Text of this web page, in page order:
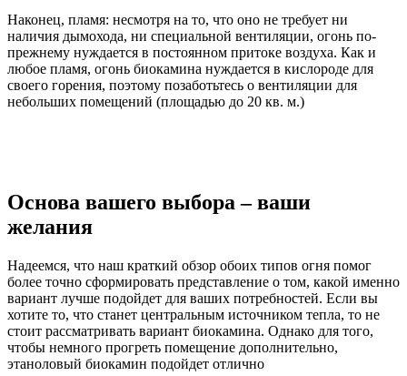
Наконец, пламя: несмотря на то, что оно не требует ни
наличия дымохода, ни специальной вентиляции, огонь по-
прежнему нуждается в постоянном притоке воздуха. Как и
любое пламя, огонь биокамина нуждается в кислороде для
своего горения, поэтому позаботьтесь о вентиляции для
небольших помещений (площадью до 20 кв. м.)
Основа вашего выбора – ваши
желания
Надеемся, что наш краткий обзор обоих типов огня помог
более точно сформировать представление о том, какой именно
вариант лучше подойдет для ваших потребностей. Если вы
хотите то, что станет центральным источником тепла, то не
стоит рассматривать вариант биокамина. Однако для того,
чтобы немного прогреть помещение дополнительно,
этаноловый биокамин подойдет отлично